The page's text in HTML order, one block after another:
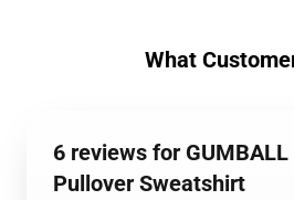
What
6 reviews for
Pullover Sweatshirt